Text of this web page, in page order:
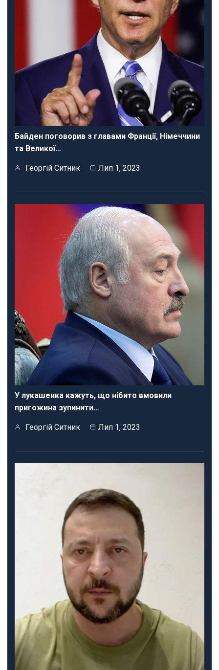
Байден поговорив з главами Франції, Німеччини
та Великої…
Георгій Ситник Лип 1, 2023
У лукашенка кажуть, що нібито вмовили
пригожина зупинити…
Георгій Ситник Лип 1, 2023